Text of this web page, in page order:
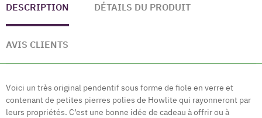
DESCRIPTION DÉTAILS DU PRODUIT
AVIS CLIENTS
Voici un très original pendentif sous forme de fiole en verre et
contenant de petites pierres polies de Howlite qui rayonneront par
leurs propriétés. C’est une bonne idée de cadeau à offrir ou à